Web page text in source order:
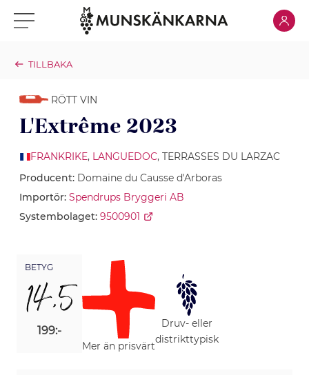
Klicka för meny Klicka
TILLBAKA
RÖTT VIN
L'Extrême 2023
FRANKRIKE, LANGUEDOC, TERRASSES DU LARZAC
Producent: Domaine du Causse d'Arboras
Importör: Spendrups Bryggeri AB
Systembolaget: 9500901
BETYG
14,5
199:-
Mer än prisvärt
Druv- eller
distrikttypisk